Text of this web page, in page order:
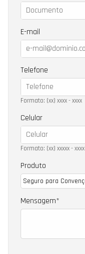
E-mail
Telefone
Formato: (xx) xxxx - xxxx
Celular
Formato: (xx) xxxxx - xxxx
Produto
Mensagem